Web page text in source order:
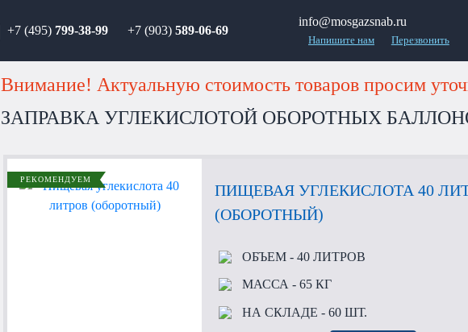
+7 (495) 799-38-99 +7 (903) 589-06-69
info@mosgazsnab.ru
Напишите нам Перезвонить
Внимание! Актуальную стоимость товаров просим
ЗАПРАВКА УГЛЕКИСЛОТОЙ ОБОРОТНЫХ
РЕКОМЕНДУЕМ
ПИЩЕВАЯ УГЛЕКИСЛОТА 40
(ОБОРОТНЫЙ)
ОБЪЕМ- 40 ЛИТРОВ
МАССА - 65 КГ
НА СКЛАДЕ - 60 ШТ.